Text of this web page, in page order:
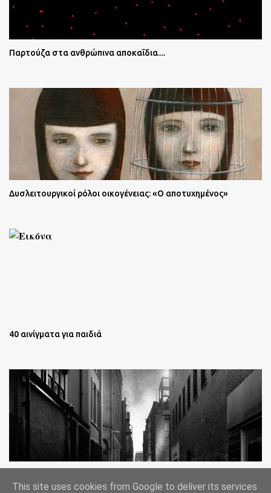
Παρτούζα στα ανθρώπινα αποκαΐδια....
Δυσλειτουργικοί ρόλοι οικογένειας: «Ο αποτυχημένος»
40 αινίγματα για παιδιά
This site uses cookies from Google to deliver its services